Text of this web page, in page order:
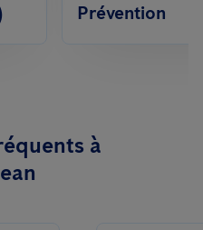
Prévention
à